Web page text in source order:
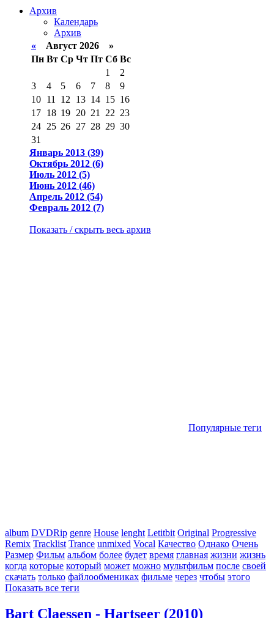
Архив
Календарь
Архив
« Август 2026 »
Пн Вт Ср Чт Пт Сб Вс
1
2
3
4 5 6 7 8
9
10 11 12 13 14 15 16
17 18 19 20 21 22 23
24 25 26 27 28 29 30
31
Январь 2013 (39)
Октябрь 2012 (6)
Июль 2012 (5)
Июнь 2012 (46)
Апрель 2012 (54)
Февраль 2012 (7)
Показать / скрыть весь архив
Популярные теги
album DVDRip genre House lenght Letitbit Original Progressive
Remix Tracklist Trance unmixed Vocal Качество Однако Очень
Размер Фильм альбом более будет время главная жизни жизнь
когда которые который может можно мультфильм после своей
скачать только файлообмениках фильме через чтобы этого
Показать все теги
Bart Claessen - Hartseer (2010)